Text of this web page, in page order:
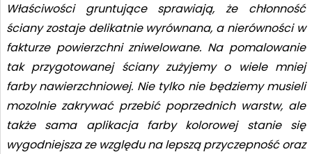
Właściwości gruntujące sprawiają, że chłonność
ściany zostaje delikatnie wyrównana, a nierówności w
fakturze powierzchni zniwelowane. Na pomalowanie
tak przygotowanej ściany zużyjemy o wiele mniej
farby nawierzchniowej. Nie tylko nie będziemy musieli
mozolnie zakrywać przebić poprzednich warstw, ale
także sama aplikacja farby kolorowej stanie się
wygodniejsza ze względu na lepszą przyczepność oraz